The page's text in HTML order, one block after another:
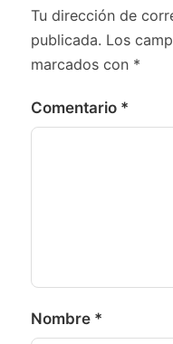
Tu dirección de
publicada. Los
marcados con *
Comentario *
Nombre *